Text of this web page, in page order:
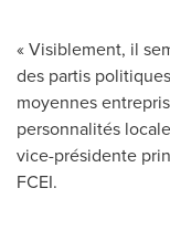
« Visiblement, il
des partis
moyennes
personnalités
vice-présidente
FCEI.